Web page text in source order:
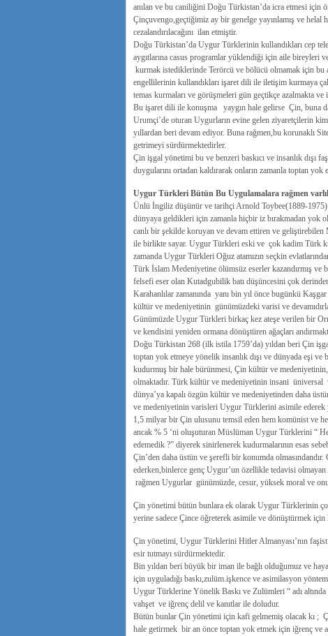
anılan ve bu caniliğini Doğu Türkistan’da icra etmesi için
Çinçuvengo,geçtiğimiz ay bir genelge yayınlamış ve helal
cezalandırılacağını ilan etmiştir.
Doğu Türkistan’da Uygur Türklerinin kullandıkları cep
aygıtlarına casus programlar yüklendiği için aile bireyleri
kurmak istediklerinde Terörcü ve bölücü olmamak için
engellilerinin kullandıkları işaret dili ile iletişim kurmaya
temas kurmaları ve görüşmeleri gün geçtikçe azalmakta
Bu işaret dili ile konuşma yaygın hale gelirse Çin, buna
Urumçi’de oturan Uygurların evine gelen ziyaretçilerin
yıllardan beri devam ediyor. Buna rağmen,bu korunaklı
getrimeyi sürdürmektedirler.
Çin işgal yönetimi bu ve benzeri baskıcı ve insanlık dışı
duygularını ortadan kaldırarak onların zamanla toptan
Uygur Türkleri Bütün Bu Uygulamalara rağmen
Ünlü İngiliz düşünür ve tarihçi Arnold Toybee(1889-
dünyaya geldikleri için zamanla hiçbir iz bırakmadan yok
canlı bir şekilde koruyan ve devam ettiren ve
ile birlikte sayar. Uygur Türkleri eski ve çok kadim Türk
zamanda Uygur Türkleri Oğuz atamızın seçkin
Türk İslam Medeniyetine ölümsüz eserler kazandırmış
felsefi eser olan Kutadgubilik batı düşüncesini çok
Karahanlılar zamanında yanı bin yıl önce bugünkü
kültür ve medeniyetinin günümüzdeki varisi ve
Günümüzde Uygur Türkleri birkaç kez ateşe verilen bir
ve kendisini yeniden ormana dönüştüren ağaçları
Doğu Türkistan 268 (ilk istila 1759’da) yıldan beri Çin
toptan yok etmeye yönelik insanlık dışı ve dünyada eşi
kudurmuş bir hale bürünmesi, Çin kültür ve
olmaktadır. Türk kültür ve medeniyetinin insani
dünya’ya kapalı özgün kültür ve medeniyetinden daha
ve medeniyetinin varisleri Uygur Türklerini asimile ederek
1,5 milyar bir Çin ulusunu temsil eden hem komünist ve
ancak % 5 ‘ni oluşuturan Müslüman Uygur Türklerini “
edemedik ?” diyerek sinirlenerek kudurmalarının esas
Çin’den daha üstün ve şerefli bir konumda
ederken,binlerce genç Uygur’un özellikle tedavisi
rağmen Uygurlar günümüzde, cesur, yüksek moral ve
Çin yönetimi bütün bunlara ek olarak Uygur Türklerinin
yerine sadece Çince öğreterek asimile ve dönüştürmek
Çin yönetimi, Uygur Türklerini Hitler Almanyası’nın faşist
esir tutmayı sürdürmektedir.
Bin yıldan beri büyük bir iman ile bağlı olduğumuz ve
için uyguladığı baskı,zulüm.işkence ve asimilasyon
Uygur Türklerine Yönelik Baskı ve Zulümleri “ adı altında
vahşet ve iğrenç delil ve kanıtlar ile doludur.
Bütün bunlar Çin yönetimi için kafi gelmemiş olacak kı ;
hale getirmek bir an önce toptan yok etmek için iğrenç